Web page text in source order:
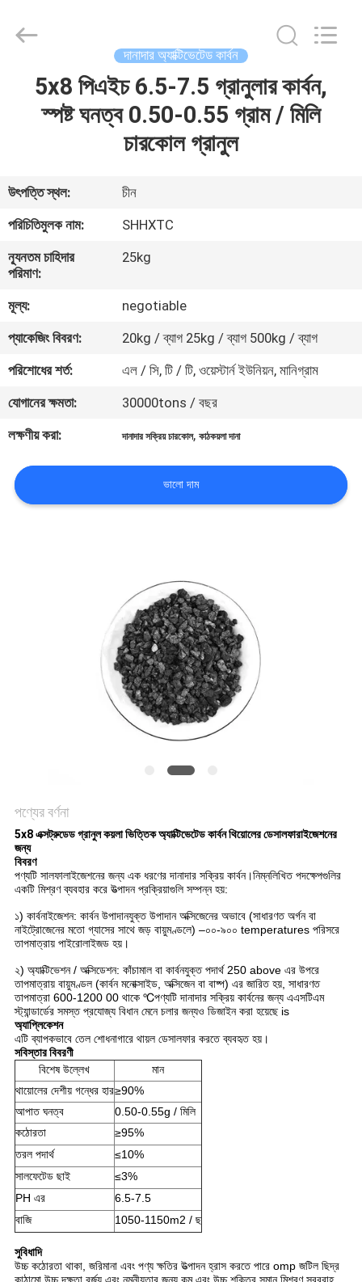
আমাদের
সম্পর্কে
কারখানা
ভ্রমণ
মান
নিয়ন্ত্রণ
যোগাযোগ
করুন
খবর
Carbon
Co.,Ltd..
দানাদার অ্যাক্টিভেটেড কার্বন
5x8 পিএইচ 6.5-7.5 গ্রানুলার কার্বন,
স্পষ্ট ঘনত্ব 0.50-0.55 গ্রাম / মিলি
চারকোল গ্রানুল
উৎপত্তি স্থল:
চীন
পরিচিতিমুলক নাম:
SHHXTC
ন্যূনতম চাহিদার
পরিমাণ:
25kg
মূল্য:
negotiable
প্যাকেজিং বিবরণ:
20kg / ব্যাগ 25kg / ব্যাগ 500kg / ব্যাগ
পরিশোধের শর্ত:
এল / সি, টি / টি, ওয়েস্টার্ন ইউনিয়ন, মানিগ্রাম
যোগানের ক্ষমতা:
30000tons / বছর
লক্ষণীয় করা:
দানাদার সক্রিয় চারকোল,কাঠকয়লা দানা
ভালো দাম
পণ্যের বর্ণনা
5x8 এক্সট্রুডেড গ্রানুল কয়লা ভিত্তিক অ্যাক্টিভেটেড কার্বন থিয়োলের ডেসালফারাইজেশনের
জন্য
বিবরণ
পণ্যটি সালফালাইজেশনের জন্য এক ধরণের দানাদার সক্রিয় কার্বন।নিম্নলিখিত পদক্ষেপগুলির
একটি মিশ্রণ ব্যবহার করে উত্পাদন প্রক্রিয়াগুলি সম্পন্ন হয়:
১) কার্বনাইজেশন: কার্বন উপাদানযুক্ত উপাদান অক্সিজেনের অভাবে (সাধারণত অর্গন বা
নাইট্রোজেনের মতো গ্যাসের সাথে জড় বায়ুমণ্ডলে) –০০-৯০০ temperatures পরিসরে
তাপমাত্রায় পাইরোলাইজড হয়।
২) অ্যাক্টিভেশন / অক্সিডেশন: কাঁচামাল বা কার্বনযুক্ত পদার্থ 250 above এর উপরে
তাপমাত্রায় বায়ুমণ্ডল (কার্বন মনোক্সাইড, অক্সিজেন বা বাষ্প) এর জারিত হয়, সাধারণত
তাপমাত্রা 600-1200 00 থাকে ℃পণ্যটি দানাদার সক্রিয় কার্বনের জন্য এএসটিএম
স্ট্যান্ডার্ডের সমস্ত প্রযোজ্য বিধান মেনে চলার জন্যও ডিজাইন করা হয়েছে is
অ্যাপ্লিকেশন
এটি ব্যাপকভাবে তেল শোধনাগারে থায়ল ডেসালফার করতে ব্যবহৃত হয়।
সবিস্তার বিবরণী
বিশেষ উল্লেখ
মান
থায়োলের দেশীয় গন্ধের হার≥90%
আপাত ঘনত্ব
0.50-0.55g / মিলি
কঠোরতা
≥95%
তরল পদার্থ
≤10%
সালফেটেড ছাই
≤3%
PH এর
6.5-7.5
বাজি
1050-1150m2 / ছ
সুবিধাদি
উচ্চ কঠোরতা থাকা, জরিমানা এবং পণ্য ক্ষতির উত্পাদন হ্রাস করতে পারে omp জটিল ছিদ্র